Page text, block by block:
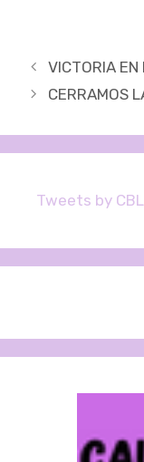
Navegación
de
VICTORIA EN
CERRAMOS
Tweets by